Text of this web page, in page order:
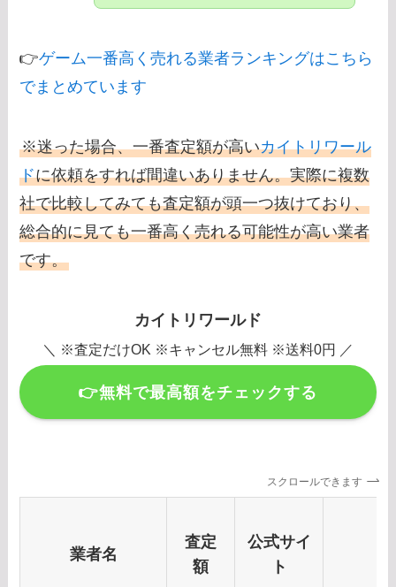
👉ゲーム一番高く売れる業者ランキングはこちら
でまとめています
※迷った場合、一番査定額が高いカイトリワール
ドに依頼をすれば間違いありません。実際に複数
社で比較してみても査定額が頭一つ抜けており、
総合的に見ても一番高く売れる可能性が高い業者
です。
カイトリワールド
＼ ※査定だけOK ※キャンセル無料 ※送料0円 ／
👉無料で最高額をチェックする
スクロールできます
業者名
査定
額
公式サイ
ト